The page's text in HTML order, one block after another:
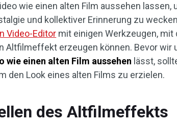
wie einen alten Film aussehen lassen,
und kollektiver Erinnerung zu
Video-Editor mit einigen Werkzeugen, mit
Altfilmeffekt erzeugen können. Bevor wir
wie einen alten Film aussehen lässt,
den Look eines alten Films zu erzielen.
des Altfilmeffekts